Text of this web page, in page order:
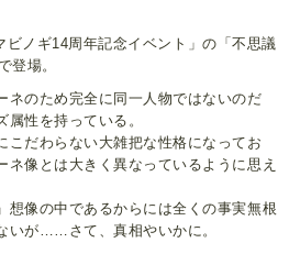
ビノギ14周年記念イベント」の「不思議
登場。
ネのため完全に同一人物ではないのだ
性を持っている。
こだわらない大雑把な性格になってお
ネ像とは大きく異なっているように思え
想像の中であるからには全くの事実無根
いが……さて、真相やいかに。